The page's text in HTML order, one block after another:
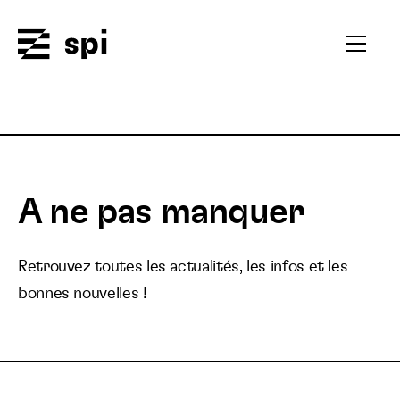
Ouvrir
A ne pas manquer
Retrouvez toutes les actualités, les infos et les
bonnes nouvelles !